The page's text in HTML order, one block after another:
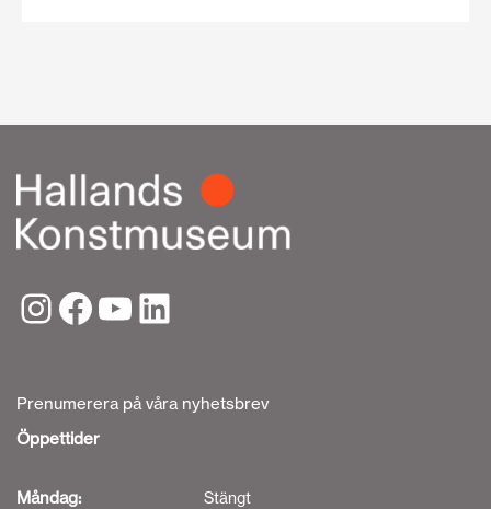
Prenumerera på våra nyhetsbrev
Öppettider
Måndag: Stängt